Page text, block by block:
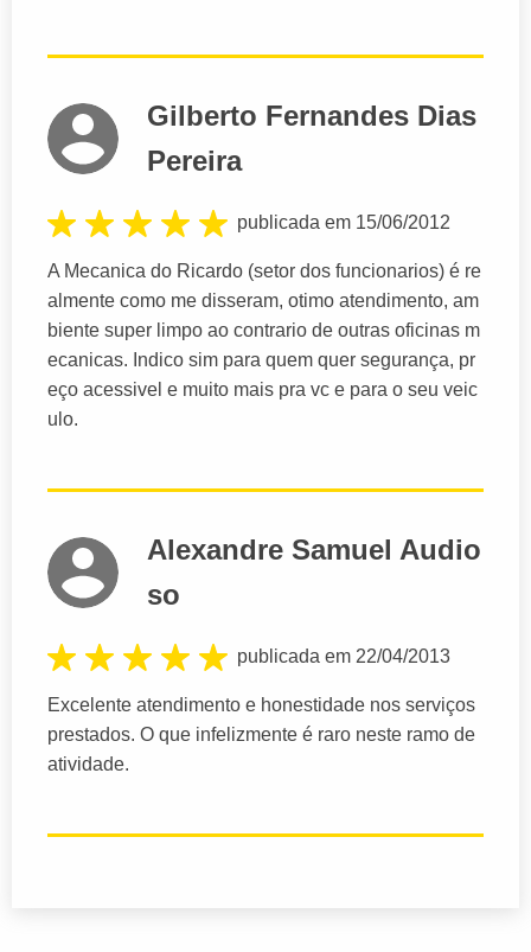
Gilberto Fernandes Dias
Pereira
publicada em 15/06/2012
A Mecanica do Ricardo (setor dos funcionarios) é re
almente como me disseram, otimo atendimento, am
biente super limpo ao contrario de outras oficinas m
ecanicas. Indico sim para quem quer segurança, pr
eço acessivel e muito mais pra vc e para o seu veic
ulo.
Alexandre Samuel Audio
so
publicada em 22/04/2013
Excelente atendimento e honestidade nos serviços
prestados. O que infelizmente é raro neste ramo de
atividade.